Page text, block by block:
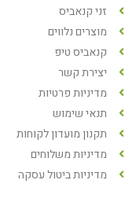
זני קנאביס
מוצרים נלווים
קנאביס טיפ
יצירת קשר
מדיניות פרטיות
תנאי שימוש
תקנון מועדון לקוחות
מדיניות משלוחים
מדיניות ביטול עסקה